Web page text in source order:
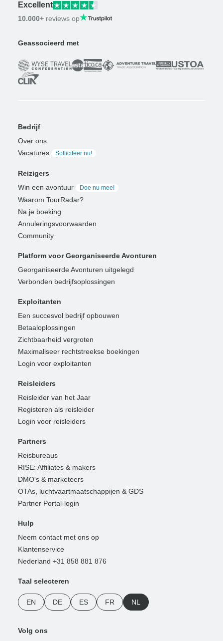
Excellent
10.000+ reviews op
Geassocieerd met
Bedrijf
Over ons
Vacatures
Solliciteer nu!
Reizigers
Win een avontuur
Doe nu mee!
Waarom TourRadar?
Na je boeking
Annuleringsvoorwaarden
Community
Platform voor Georganiseerde Avonturen
Georganiseerde Avonturen uitgelegd
Verbonden bedrijfsoplossingen
Exploitanten
Een succesvol bedrijf opbouwen
Betaaloplossingen
Zichtbaarheid vergroten
Maximaliseer rechtstreekse boekingen
Login voor exploitanten
Reisleiders
Reisleider van het Jaar
Registeren als reisleider
Login voor reisleiders
Partners
Reisbureaus
RISE: Affiliates & makers
DMO's & marketeers
OTAs, luchtvaartmaatschappijen & GDS
Partner Portal-login
Hulp
Neem contact met ons op
Klantenservice
Nederland +31 858 881 876
Taal selecteren
EN DE ES FR NL
Volg ons